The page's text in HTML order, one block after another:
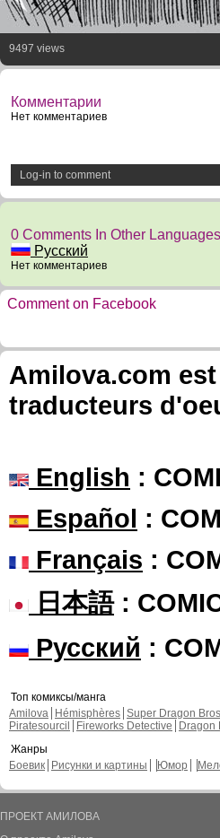
9497 views
Комментарии
Нет комментариев
Log-in to comment
0 Comments In Other
Русский
Нет комментариев
Comment on Facebook
Amilova.com
traducteurs
English :
Español :
Français :
日本語:
Русский :
Топ комиксы/манга
Amilova
Hémisphères Super Dragon
Piratesourcil
Fireworks Detective Dragon
Жанры
Боевик
Рисунки и картины Юмор
ПРОЕКТ АМИЛОВА